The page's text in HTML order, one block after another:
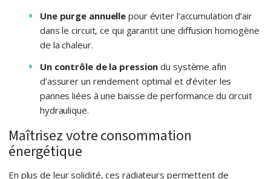
Une purge annuelle pour éviter l’accumulation d’air
dans le circuit, ce qui garantit une diffusion homogène
de la chaleur.
Un contrôle de la pression du système afin
d’assurer un rendement optimal et d’éviter les
pannes liées à une baisse de performance du circuit
hydraulique.
Maîtrisez votre consommation
énergétique
En plus de leur solidité, ces radiateurs permettent de